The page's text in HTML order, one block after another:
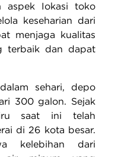
aspek Iokasi toko
keseharian dari
menjaga kualitas
terbaik dan dapat
sehari, depo
300 galon. Sejak
saat ini telah
di 26 kota besar.
kelebihan dari